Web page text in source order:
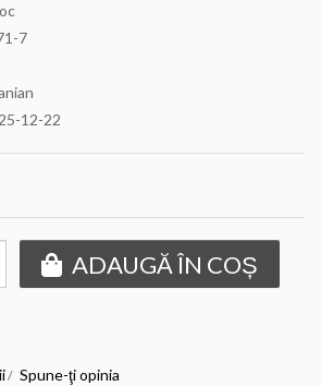
7
12-22
ADAUGĂ ÎN COȘ
/ Spune-ţi opinia